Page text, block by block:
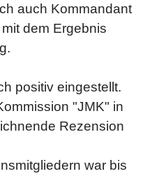
auch Kommandant
dem Ergebnis
positiv eingestellt.
"JMK" in
Rezension
war bis